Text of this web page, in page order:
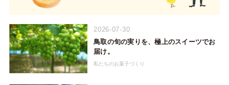
2026-07-30
鳥取の旬の実りを、極上のスイーツでお
届け。
私たちのお菓子づくり